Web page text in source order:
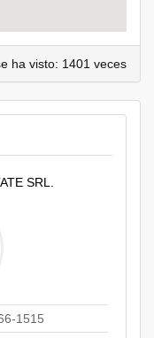
ha visto: 1401 veces
SRL.
1515